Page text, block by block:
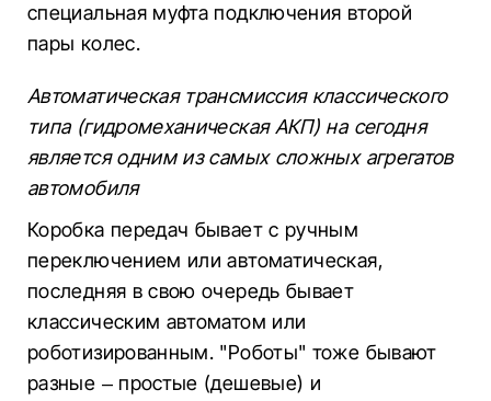
специальная муфта подключения второй
пары колес.
Автоматическая трансмиссия классического
типа (гидромеханическая АКП) на сегодня
является одним из самых сложных агрегатов
автомобиля
Коробка передач бывает с ручным
переключением или автоматическая,
последняя в свою очередь бывает
классическим автоматом или
роботизированным. "Роботы" тоже бывают
разные – простые (дешевые) и